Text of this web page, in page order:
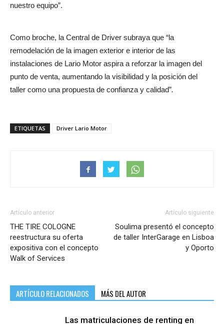
nuestro equipo”.
Como broche, la Central de Driver subraya que “la
remodelación de la imagen exterior e interior de las
instalaciones de Lario Motor aspira a reforzar la imagen del
punto de venta, aumentando la visibilidad y la posición del
taller como una propuesta de confianza y calidad”.
ETIQUETAS Driver Lario Motor
Artículo anterior
THE TIRE COLOGNE
reestructura su oferta
expositiva con el concepto
Walk of Services
Artículo siguiente
Soulima presentó el concepto
de taller InterGarage en Lisboa
y Oporto
ARTÍCULO RELACIONADOS MÁS DEL AUTOR
Las matriculaciones de renting en